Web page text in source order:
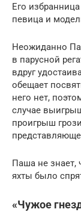
Его
певица и
Неожиданно
в парусной
вдруг
обещает
него нет,
случае
проигрыш
Паша не знает,
яхты было
«Чужое